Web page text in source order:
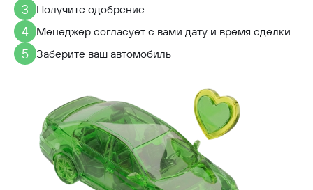
3 Получите одобрение
4 Менеджер согласует с вами дату и время сделки
5 Заберите ваш автомобиль